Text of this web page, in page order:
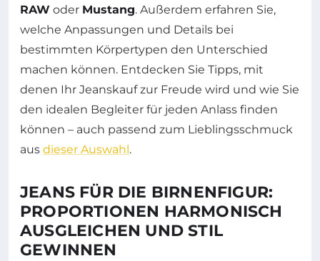
RAW oder Mustang. Außerdem erfahren Sie,
welche Anpassungen und Details bei
bestimmten Körpertypen den Unterschied
machen können. Entdecken Sie Tipps, mit
denen Ihr Jeanskauf zur Freude wird und wie Sie
den idealen Begleiter für jeden Anlass finden
können – auch passend zum Lieblingsschmuck
aus dieser Auswahl.
JEANS FÜR DIE BIRNENFIGUR:
PROPORTIONEN HARMONISCH
AUSGLEICHEN UND STIL
GEWINNEN